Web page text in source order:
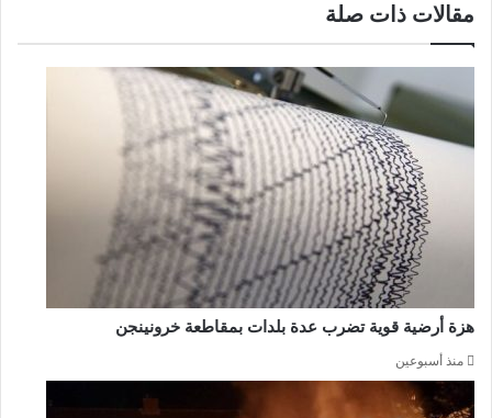
مقالات ذات صلة
هزة أرضية قوية تضرب عدة بلدات بمقاطعة خرونينجن
منذ أسبوعين